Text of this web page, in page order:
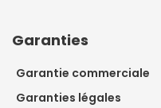
Garanties
Garantie commerciale
Garanties légales